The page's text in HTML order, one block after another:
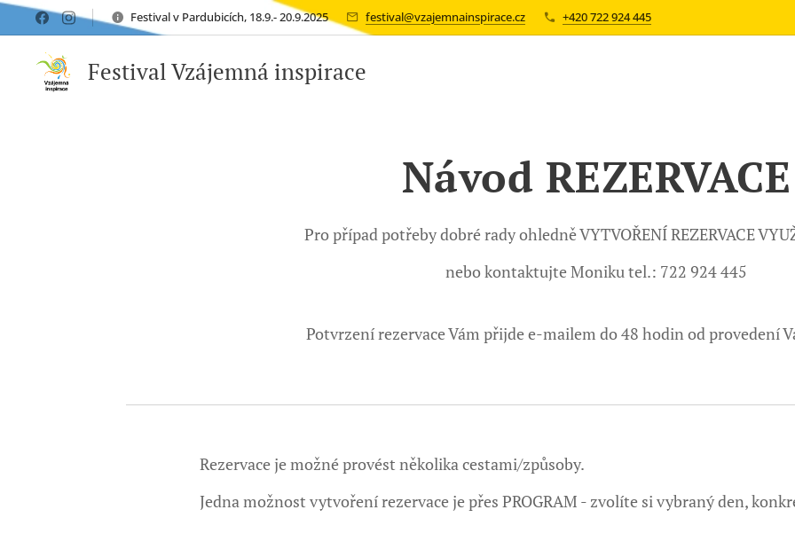
Festival v Pardubicích, 18.9.- 20.9.2025 festival@vzajemnainspirace.cz +420 722 924 445
Festival Vzájemná inspirace
Návod REZERVACE
Pro případ potřeby dobré rady ohledně VYTVOŘENÍ REZERVACE
nebo kontaktujte Moniku tel.: 722 924 445
Potvrzení rezervace Vám přijde e-mailem do 48 hodin od provedení
Rezervace je možné provést několika cestami/způsoby.
Jedna možnost vytvoření rezervace je přes PROGRAM - zvolíte si vybraný den,